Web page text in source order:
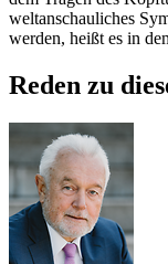
weltanschauliches
werden, heißt es in
Reden zu